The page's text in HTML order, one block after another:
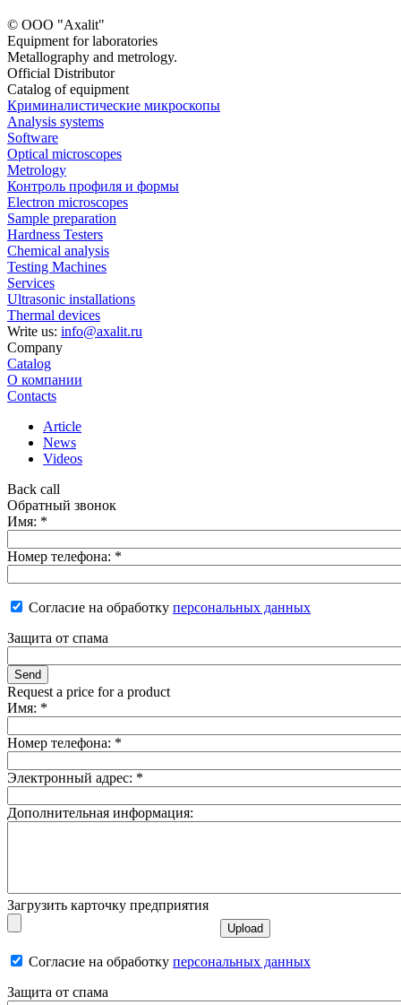
© ООО "Axalit"
Equipment for laboratories
Metallography and metrology.
Official Distributor
Catalog of equipment
Криминалистические микроскопы
Analysis systems
Software
Optical microscopes
Metrology
Контроль профиля и формы
Electron microscopes
Sample preparation
Hardness Testers
Chemical analysis
Testing Machines
Services
Ultrasonic installations
Thermal devices
Write us: info@axalit.ru
Company
Catalog
О компании
Contacts
Article
News
Videos
Back call
Обратный звонок
Имя: *
Номер телефона: *
Согласие на обработку персональных данных
Защита от спама
Request a price for a product
Имя: *
Номер телефона: *
Электронный адрес: *
Дополнительная информация:
Загрузить карточку предприятия
Согласие на обработку персональных данных
Защита от спама